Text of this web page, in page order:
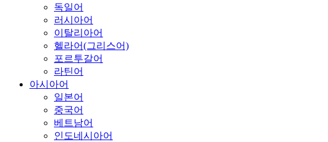
독일어
러시아어
이탈리아어
헬라어(그리스어)
포르투갈어
라틴어
아시아어
일본어
중국어
베트남어
인도네시아어